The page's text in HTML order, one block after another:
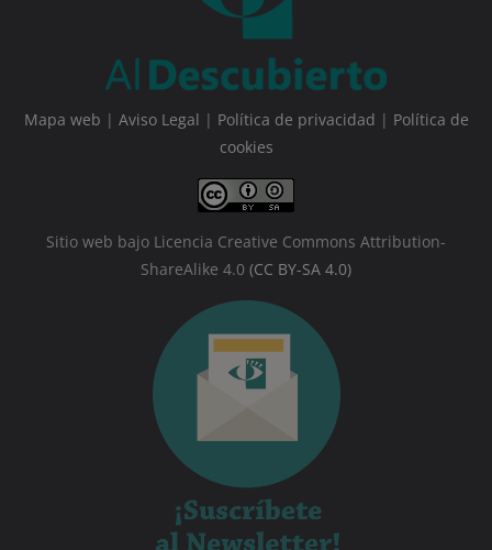
Mapa web | Aviso Legal | Política de privacidad | Política de
cookies
Sitio web bajo Licencia Creative Commons Attribution-
ShareAlike 4.0 (CC BY-SA 4.0)